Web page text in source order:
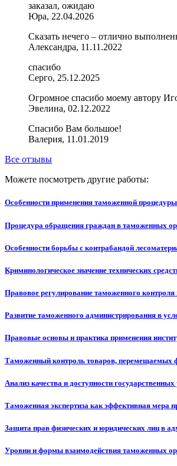
заказал, ожидаю
Юра, 22.04.2026
Сказать нечего – отлично
Александра, 11.11.2022
спасибо
Серго, 25.12.2025
Огромное спасибо моему автору
Эвелина, 02.12.2022
Спасибо Вам большое!
Валерия, 11.01.2019
Все отзывы
Можете посмотреть другие работы:
Особенности применения таможенной
Процедура обращения граждан в таможенных
Особенности борьбы с контрабандой
Криминологическое значение технических
Правовое регулирование таможенного
Развитие таможенного администрирования в
Правовые основы и практика применения
Таможенный контроль товаров, перемещаемых
Анализ качества и доступности
Таможенная экспертиза как эффективная мера
Защита прав физических и юридических лиц в
Уровни и формы взаимодействия таможенных